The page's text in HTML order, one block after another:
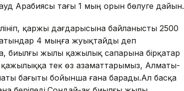
Арабиясы тағы 1 мың орын бөлуге дайын.
қаржы дағдарысына байланысты 2500
4 мыңға жуықтайды деп
биылғы жылы қажылық сапарына бірқатар
тек өз азаматтарымыз, Алматы-
бағыты бойынша ғана барады.Ал басқа